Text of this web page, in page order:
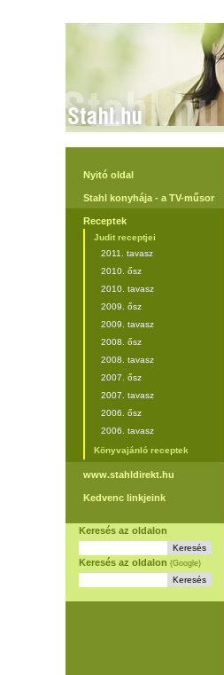
Nyitó oldal
Stahl konyhája - a TV-műsor
Receptek
Judit receptjei
2011. tavasz
2010. ősz
2010. tavasz
2009. ősz
2009. tavasz
2008. ősz
2008. tavasz
2007. ősz
2007. tavasz
2006. ősz
2006. tavasz
Könyvajánló receptek
www.stahldirekt.hu
Kedvenc linkjeink
Keresés az oldalon
Keresés az oldalon (Google)